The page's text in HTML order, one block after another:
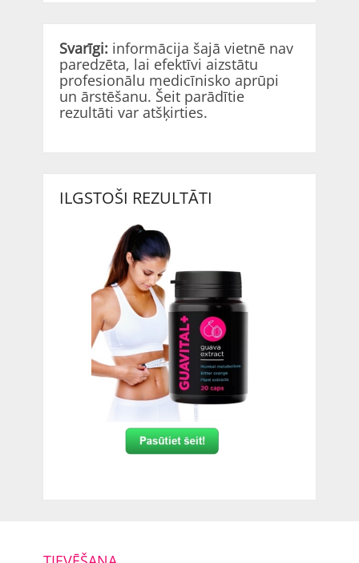
Svarīgi: informācija šajā vietnē nav
paredzēta, lai efektīvi aizstātu
profesionālu medicīnisko aprūpi
un ārstēšanu. Šeit parādītie
rezultāti var atšķirties.
ILGSTOŠI REZULTĀTI